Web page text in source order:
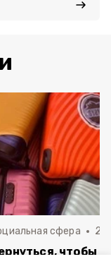
сфера 20
чтобы